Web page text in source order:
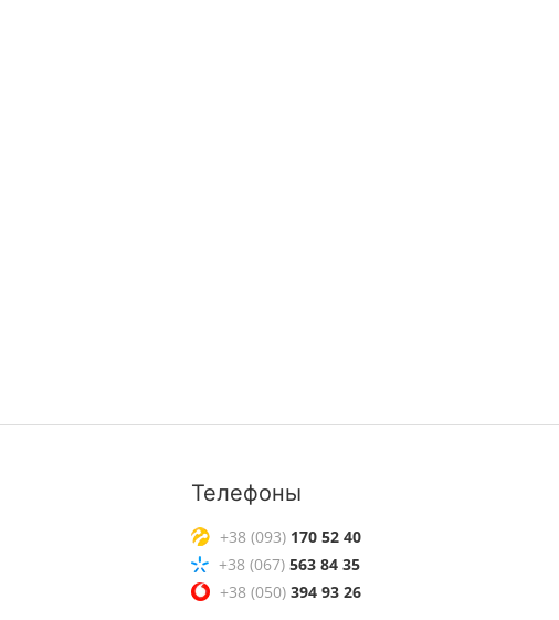
Телефоны
+38 (093) 170 52 40
+38 (067) 563 84 35
+38 (050) 394 93 26